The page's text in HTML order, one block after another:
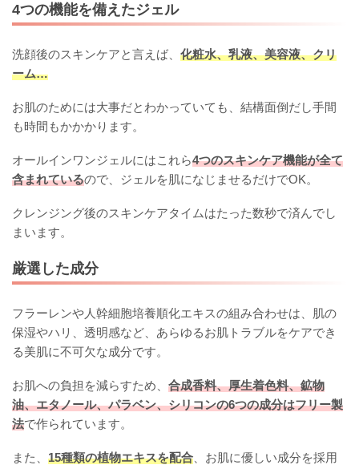
4つの機能を備えたジェル
洗顔後のスキンケアと言えば、 化粧水、乳液、美容液、クリ
ーム…
お肌のためには大事だとわかっていても、結構面倒だし手間
も時間もかかかります。
オールインワンジェルにはこれら4つのスキンケア機能が全て
含まれているので、ジェルを肌になじませるだけでOK。
クレンジング後のスキンケアタイムはたった数秒で済んでし
まいます。
厳選した成分
フラーレンや人幹細胞培養順化エキスの組み合わせは、肌の
保湿やハリ、透明感など、あらゆるお肌トラブルをケアでき
る美肌に不可欠な成分です。
お肌への負担を減らすため、 合成香料、厚生着色料、鉱物
油、エタノール、パラベン、シリコンの6つの成分はフリー製
法で作られています。
また、 15種類の植物エキスを配合 、お肌に優しい成分を採用